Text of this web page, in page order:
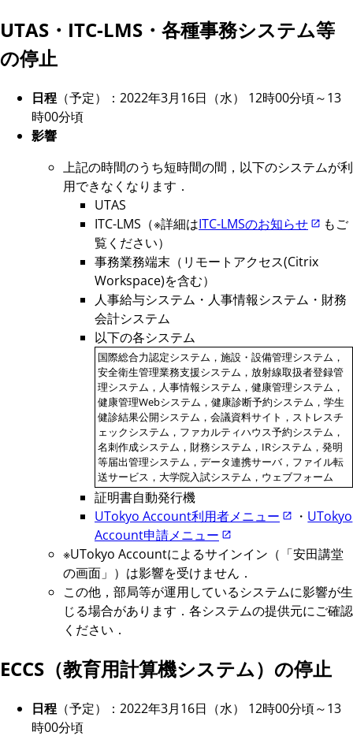
UTAS・ITC-LMS・各種事務システム等
の停止
日程 （予定）：2022年3月16日（水） 12時00分頃～13
時00分頃
影響
上記の時間のうち短時間の間，以下のシステムが利
用できなくなります．
UTAS
ITC-LMS（※詳細はITC-LMSのお知らせ
もご
覧ください）
事務業務端末（リモートアクセス(Citrix
Workspace)を含む）
人事給与システム・人事情報システム・財務
会計システム
以下の各システム
国際総合力認定システム，施設・設備管理システム，
安全衛生管理業務支援システム，放射線取扱者登録管
理システム，人事情報システム，健康管理システム，
健康管理Webシステム，健康診断予約システム，学生
健診結果公開システム，会議資料サイト，ストレスチ
ェックシステム，ファカルティハウス予約システム，
名刺作成システム，財務システム，IRシステム，発明
等届出管理システム，データ連携サーバ，ファイル転
送サービス，大学院入試システム，ウェブフォーム
証明書自動発行機
UTokyo Account利用者メニュー
・ UTokyo
Account申請メニュー
※UTokyo Accountによるサインイン（「安田講堂
の画面」）は影響を受けません．
この他，部局等が運用しているシステムに影響が生
じる場合があります．各システムの提供元にご確認
ください．
ECCS（教育用計算機システム）の停止
日程 （予定）：2022年3月16日（水） 12時00分頃～13
時00分頃